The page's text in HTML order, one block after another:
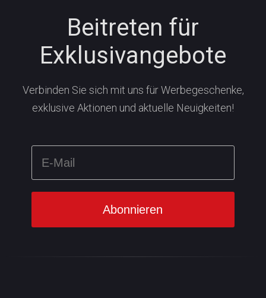
Beitreten für
Exklusivangebote
Verbinden Sie sich mit uns für Werbegeschenke,
exklusive Aktionen und aktuelle Neuigkeiten!